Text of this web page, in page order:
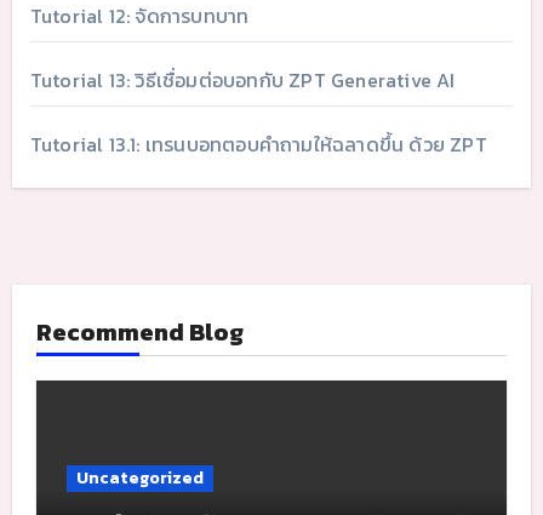
Tutorial 12: จัดการบทบาท
Tutorial 13: วิธีเชื่อมต่อบอทกับ ZPT Generative AI
Tutorial 13.1: เทรนบอทตอบคำถามให้ฉลาดขึ้น ด้วย ZPT
Recommend Blog
Uncategorized